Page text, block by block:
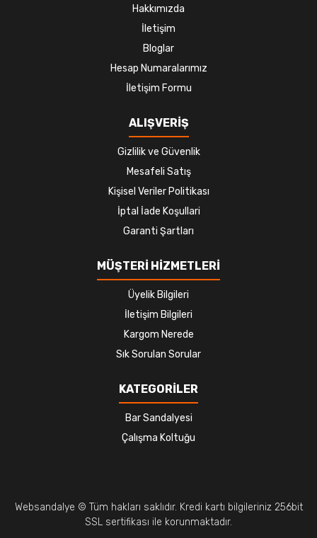
Hakkımızda
İletişim
Bloglar
Hesap Numaralarımız
İletişim Formu
ALIŞVERİŞ
Gizlilik ve Güvenlik
Mesafeli Satış
Kişisel Veriler Politikası
İptal İade Koşullari
Garanti Şartları
MÜŞTERİ HİZMETLERİ
Üyelik Bilgileri
İletişim Bilgileri
Kargom Nerede
Sık Sorulan Sorular
KATEGORİLER
Bar Sandalyesi
Çalışma Koltuğu
Websandalye © Tüm hakları saklıdır. Kredi kartı bilgileriniz 256bit
SSL sertifikası ile korunmaktadır.